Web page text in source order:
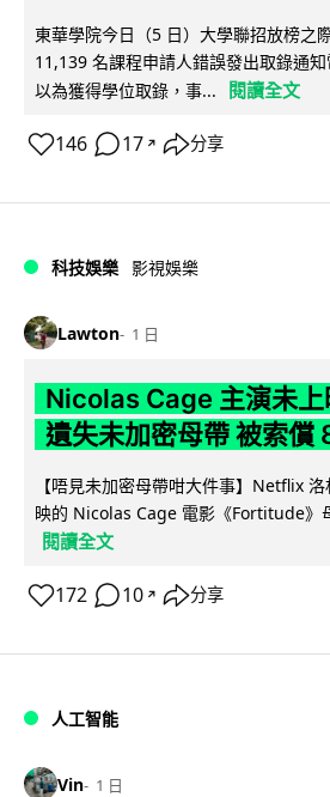
東華學院今日（5 日）大學聯招放榜之
11,139 名課程申請人錯誤發出取錄通
以為獲得學位取錄，事...
閱讀全文
146 17 ↗ 分享
科技娛樂 影視娛樂
Lawton 1 日
Nicolas Cage 主演未
遺失未加密母帶 被索償
【唔見未加密母帶咁大件事】Netflix
映的 Nicolas Cage 電影《Fortitude》
閱讀全文
172 10 ↗ 分享
人工智能
Vin 1 日